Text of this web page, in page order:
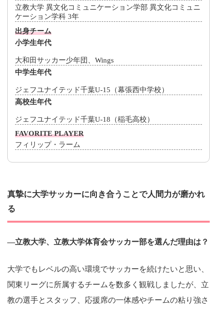
立教大学 異文化コミュニケーション学部 異文化コミュニ
ケーション学科 3年
出身チーム
小学生年代
大和田サッカー少年団、Wings
中学生年代
ジェフユナイテッド千葉U-15（幕張西中学校）
高校生年代
ジェフユナイテッド千葉U-18（稲毛高校）
FAVORITE PLAYER
フィリップ・ラーム
真摯に大学サッカーに向き合うことで人間力が磨かれ
る
―立教大学、立教大学体育会サッカー部を選んだ理由は？
大学でもレベルの高い環境でサッカーを続けたいと思い、
関東リーグに所属するチームを数多く観戦しましたが、立
教の選手とスタッフ、応援席の一体感やチームの粘り強さ